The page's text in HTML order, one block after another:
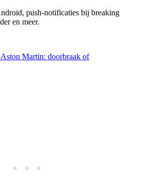
push-notificaties bij breaking
en meer.
Martin: doorbraak of